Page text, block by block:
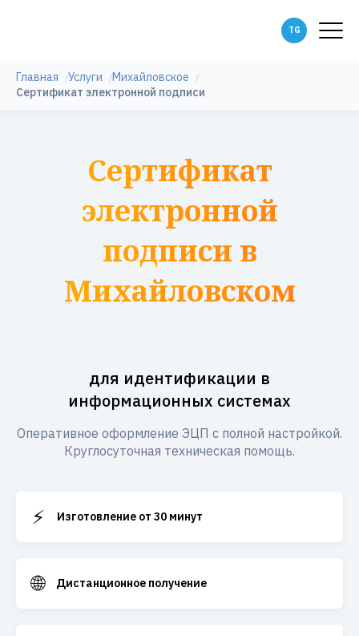
Главная Услуги
Михайловское
Сертификат электронной подписи
Сертификат
электронной
подписи в
Михайловском
для идентификации в
информационных системах
Оперативное оформление ЭЦП с полной настройкой.
Круглосуточная техническая помощь.
⚡ Изготовление от 30 минут
🌐 Дистанционное получение